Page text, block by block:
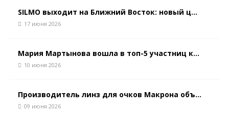
SILMO выходит на Ближний Восток: новый ц...
17 июня 2026
Мария Мартынова вошла в топ-5 участниц к...
10 июня 2026
Производитель линз для очков Макрона объ...
09 июня 2026